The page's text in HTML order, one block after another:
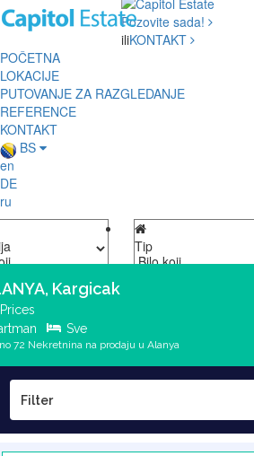
Pozovite sada!
iliKONTAKT
POČETNA
LOKACIJE
PUTOVANJE ZA RAZGLEDANJE
REFERENCE
KONTAKT
BS
en
DE
ru
Tip
Kargicak
Sve
72 Nekretnina na prodaju u Alanya
Filter